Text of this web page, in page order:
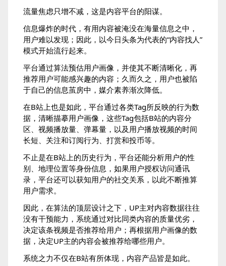
流量焦虑只增不减，这是内容平台的阳谋。
信息爆炸的时代，有用内容被淹没在海量信息之中，
用户难以发现；因此，以今日头条为代表的“内容找人”
模式开始流行起来。
平台通过算法预估用户画像，并使其不断清晰化，再
推荐用户可能感兴趣的内容；久而久之，用户也被陷
于自己的信息茧房中，媒介素养渐次降低。
在B站上也是如此，平台通过各类Tag所反映的行为数
据，清晰描摹用户画像，这些Tag包括B站的内容分
区、视频播放量、弹幕量，以及用户播放视频的时间
长短、关注和订阅行为、打赏和投币等。
不止是在B站上的历史行为，平台还能分析用户的性
别、地理位置等身份信息，如果用户授权访问通讯
录，平台还可以获知用户的社交关系，以此不断推算
用户需求。
因此，在算法的顶层设计之下，UP主对内容数据往往
没有干预能力，系统通过对比同类内容的质量优劣，
决定该条视频是否推荐给用户；再根据用户画像的数
据，决定UP主的内容会被推荐给哪些用户。
系统之力不仅在B站有所体现，内容产品皆是如此。